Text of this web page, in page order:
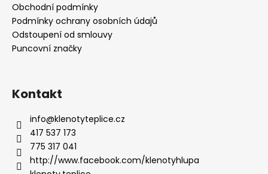
Obchodní podmínky
Podmínky ochrany osobních údajů
Odstoupení od smlouvy
Puncovní značky
Kontakt
info@klenotyteplice.cz
417 537 173
775 317 041
http://www.facebook.com/klenotyhlupa